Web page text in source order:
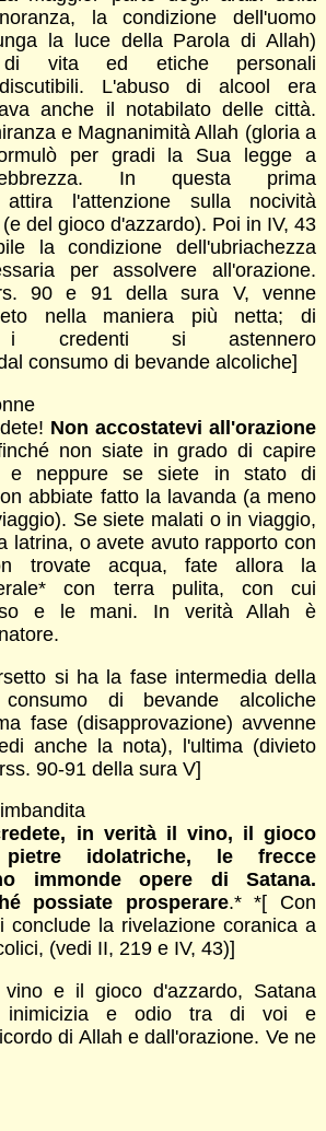
la condizione dell'uomo
la luce della Parola di Allah)
vita ed etiche personali
discutibili. L'abuso di alcool era
anche il notabilato delle città.
e Magnanimità Allah (gloria a
per gradi la Sua legge a
In questa prima
attira l'attenzione sulla nocività
del gioco d'azzardo). Poi in IV, 43
la condizione dell'ubriachezza
per assolvere all'orazione.
90 e 91 della sura V, venne
nella maniera più netta; di
i credenti si astennero
consumo di bevande alcoliche]
Non accostatevi all'orazione
non siate in grado di capire
e neppure se siete in stato di
abbiate fatto la lavanda (a meno
Se siete malati o in viaggio,
latrina, o avete avuto rapporto con
trovate acqua, fate allora la
con terra pulita, con cui
e le mani. In verità Allah è
si ha la fase intermedia della
di bevande alcoliche
fase (disapprovazione) avvenne
anche la nota), l'ultima (divieto
90-91 della sura V]
in verità il vino, il gioco
idolatriche, le frecce
immonde opere di Satana.
possiate prosperare.* *[ Con
conclude la rivelazione coranica a
(vedi II, 219 e IV, 43)]
e il gioco d'azzardo, Satana
inimicizia e odio tra di voi e
di Allah e dall'orazione. Ve ne